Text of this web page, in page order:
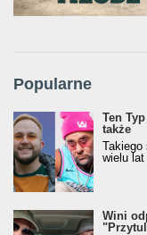
Popularne
Ten
także
Takiego
wielu lat
Wini